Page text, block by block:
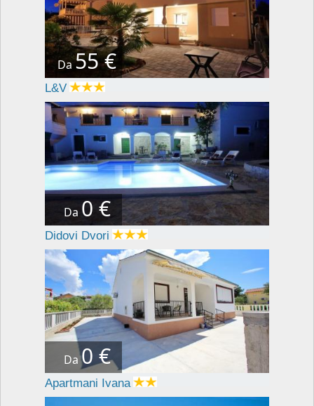
Da55 €
L&V
Da 0 €
Didovi Dvori
Da0 €
Apartmani Ivana